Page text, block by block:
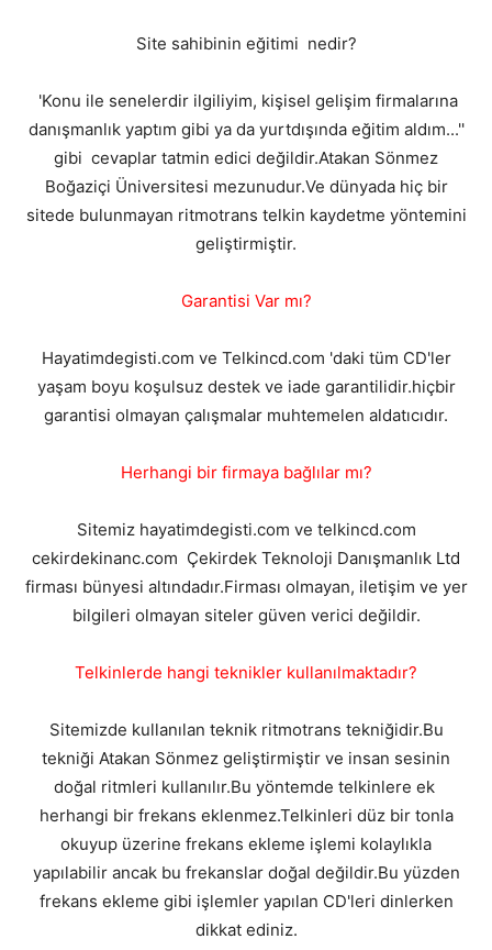
Site sahibinin eğitimi nedir?
'Konu ile senelerdir ilgiliyim, kişisel gelişim firmalarına
danışmanlık yaptım gibi ya da yurtdışında eğitim aldım...''
gibi cevaplar tatmin edici değildir.Atakan Sönmez
Boğaziçi Üniversitesi mezunudur.Ve dünyada hiç bir
sitede bulunmayan ritmotrans telkin kaydetme yöntemini
geliştirmiştir.
Garantisi Var mı?
Hayatimdegisti.com ve Telkincd.com 'daki tüm CD'ler
yaşam boyu koşulsuz destek ve iade garantilidir.hiçbir
garantisi olmayan çalışmalar muhtemelen aldatıcıdır.
Herhangi bir firmaya bağlılar mı?
Sitemiz hayatimdegisti.com ve telkincd.com
cekirdekinanc.com Çekirdek Teknoloji Danışmanlık Ltd
firması bünyesi altındadır.Firması olmayan, iletişim ve yer
bilgileri olmayan siteler güven verici değildir.
Telkinlerde hangi teknikler kullanılmaktadır?
Sitemizde kullanılan teknik ritmotrans tekniğidir.Bu
tekniği Atakan Sönmez geliştirmiştir ve insan sesinin
doğal ritmleri kullanılır.Bu yöntemde telkinlere ek
herhangi bir frekans eklenmez.Telkinleri düz bir tonla
okuyup üzerine frekans ekleme işlemi kolaylıkla
yapılabilir ancak bu frekanslar doğal değildir.Bu yüzden
frekans ekleme gibi işlemler yapılan CD'leri dinlerken
dikkat ediniz.